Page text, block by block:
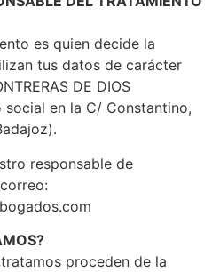
es quien decide la
tus datos de carácter
DE DIOS
social en la C/ Constantino,
responsable de
proceden de la